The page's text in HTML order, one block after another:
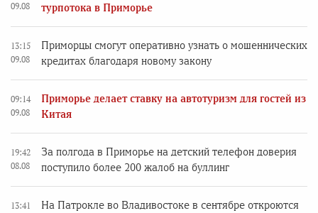
09.08
турпотока в Приморье
13:15
09.08
Приморцы смогут оперативно узнать о мошеннических
кредитах благодаря новому закону
09:14
09.08
Приморье делает ставку на автотуризм для гостей из
Китая
19:42
08.08
За полгода в Приморье на детский телефон доверия
поступило более 200 жалоб на буллинг
13:41
На Патрокле во Владивостоке в сентябре откроются